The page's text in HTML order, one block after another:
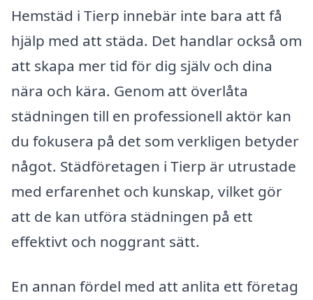
Hemstäd i Tierp innebär inte bara att få
hjälp med att städa. Det handlar också om
att skapa mer tid för dig själv och dina
nära och kära. Genom att överlåta
städningen till en professionell aktör kan
du fokusera på det som verkligen betyder
något. Städföretagen i Tierp är utrustade
med erfarenhet och kunskap, vilket gör
att de kan utföra städningen på ett
effektivt och noggrant sätt.
En annan fördel med att anlita ett företag